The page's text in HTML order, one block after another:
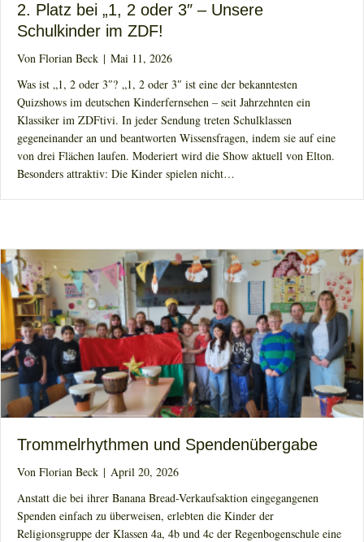
2. Platz bei „1, 2 oder 3″ – Unsere
Schulkinder im ZDF!
Von Florian Beck | Mai 11, 2026
Was ist „1, 2 oder 3″? „1, 2 oder 3″ ist eine der bekanntesten
Quizshows im deutschen Kinderfernsehen – seit Jahrzehnten ein
Klassiker im ZDFtivi. In jeder Sendung treten Schulklassen
gegeneinander an und beantworten Wissensfragen, indem sie auf eine
von drei Flächen laufen. Moderiert wird die Show aktuell von Elton.
Besonders attraktiv: Die Kinder spielen nicht…
Trommelrhythmen und Spendenübergabe
Von Florian Beck | April 20, 2026
Anstatt die bei ihrer Banana Bread-Verkaufsaktion eingegangenen
Spenden einfach zu überweisen, erlebten die Kinder der
Religionsgruppe der Klassen 4a, 4b und 4c der Regenbogenschule eine